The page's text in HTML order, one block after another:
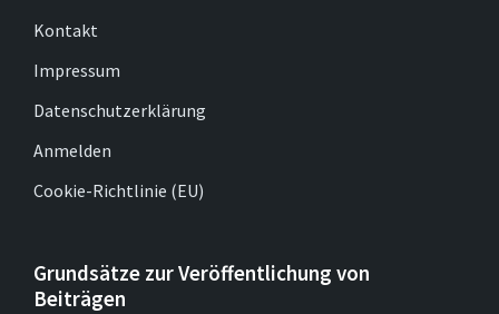
Kontakt
Impressum
Datenschutzerklärung
Anmelden
Cookie-Richtlinie (EU)
Grundsätze zur Veröffentlichung von
Beiträgen